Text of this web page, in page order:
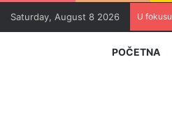
Saturday, August 8 2026 U fokusu
POČETNA